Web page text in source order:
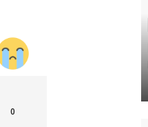
0